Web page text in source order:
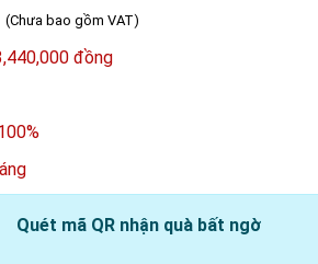
(Chưa bao gồm VAT)
đồng
Quét mã QR nhận quà bất ngờ